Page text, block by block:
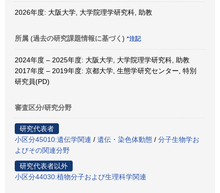
2026年度: 大阪大学, 大学院理学研究科, 助教
所属 (過去の研究課題情報に基づく) *注記
2024年度 – 2025年度: 大阪大学, 大学院理学研究科, 助教
2017年度 – 2019年度: 京都大学, 生態学研究センター, 特別
研究員(PD)
審査区分/研究分野
研究代表者
小区分45010:遺伝学関連 / 遺伝・染色体動態 / 分子生物学お
よびその関連分野
研究代表者以外
小区分44030:植物分子および生理科学関連